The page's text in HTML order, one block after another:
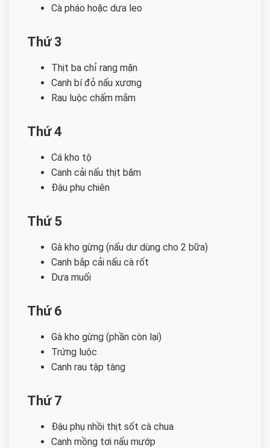
Cà pháo hoặc dưa leo
Thứ 3
Thịt ba chỉ rang mặn
Canh bí đỏ nấu xương
Rau luộc chấm mắm
Thứ 4
Cá kho tộ
Canh cải nấu thịt băm
Đậu phụ chiên
Thứ 5
Gà kho gừng (nấu dư dùng cho 2 bữa)
Canh bắp cải nấu cà rốt
Dưa muối
Thứ 6
Gà kho gừng (phần còn lại)
Trứng luộc
Canh rau tập tàng
Thứ 7
Đậu phụ nhồi thịt sốt cà chua
Canh mồng tơi nấu mướp